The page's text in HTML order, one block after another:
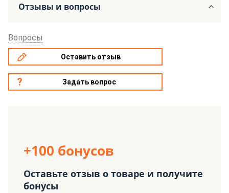
Отзывы и вопросы
Вопросы
Оставить отзыв
Задать вопрос
+100 бонусов
Оставьте отзыв о товаре и получите
бонусы